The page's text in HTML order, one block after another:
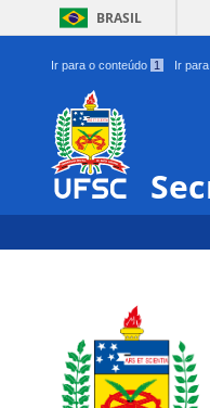
BRASIL
Ir para o conteúdo 1 Ir